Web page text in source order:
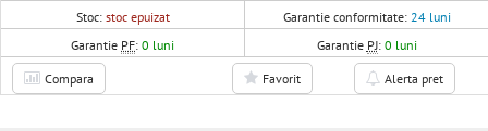
Stoc: stoc epuizat Garantie conformitate: 24 luni
Garantie PF:0 luni Garantie PJ: 0 luni
Compara Favorit Alerta pret